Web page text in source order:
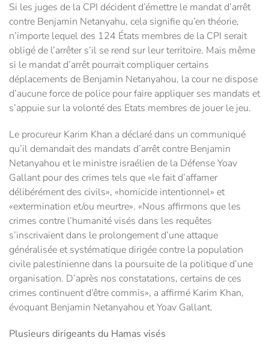
Si les juges de la CPI décident d’émettre le mandat d’arrêt
contre Benjamin Netanyahu, cela signifie qu’en théorie,
n’importe lequel des 124 États membres de la CPI serait
obligé de l’arrêter s’il se rend sur leur territoire. Mais même
si le mandat d’arrêt pourrait compliquer certains
déplacements de Benjamin Netanyahou, la cour ne dispose
d’aucune force de police pour faire appliquer ses mandats et
s’appuie sur la volonté des Etats membres de jouer le jeu.
Le procureur Karim Khan a déclaré dans un communiqué
qu’il demandait des mandats d’arrêt contre Benjamin
Netanyahou et le ministre israélien de la Défense Yoav
Gallant pour des crimes tels que «le fait d’affamer
délibérément des civils», «homicide intentionnel» et
«extermination et/ou meurtre». «Nous affirmons que les
crimes contre l’humanité visés dans les requêtes
s’inscrivaient dans le prolongement d’une attaque
généralisée et systématique dirigée contre la population
civile palestinienne dans la poursuite de la politique d’une
organisation. D’après nos constatations, certains de ces
crimes continuent d’être commis», a affirmé Karim Khan,
évoquant Benjamin Netanyahou et Yoav Gallant.
Plusieurs dirigeants du Hamas visés